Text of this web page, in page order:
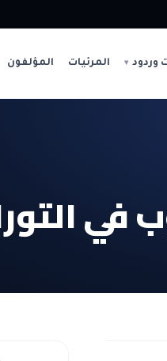
وردود المرئيات المؤلفون